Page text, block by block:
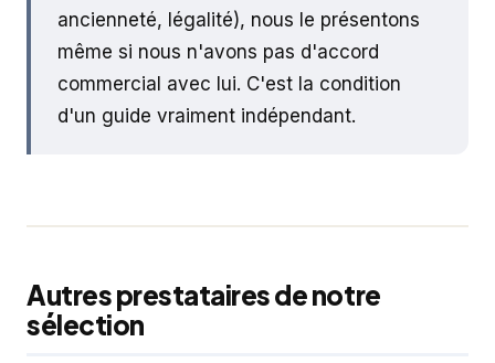
ancienneté, légalité), nous le présentons
même si nous n'avons pas d'accord
commercial avec lui. C'est la condition
d'un guide vraiment indépendant.
Autres prestataires de notre
sélection